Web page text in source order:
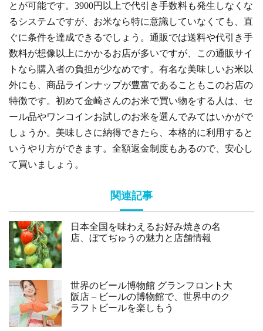
とが可能です。3900円以上で代引き手数料も発生しなくな
るシステムですが、お米なら特に意識していなくても、直
ぐに条件を達成できるでしょう。通販では送料や代引き手
数料が想像以上にかかるお店が多いですが、この通販サイ
トなら購入者の負担が少なめです。有名な美味しいお米以
外にも、商品ラインナップが豊富であることもこのお店の
特徴です。初めて金崎さんのお米で買い物をする人は、セ
ール品やワンコインお試しのお米を選んでみてはいかがで
しょうか。美味しさに納得できたら、本格的に利用すると
いうやり方ができます。全額返金制度もあるので、安心し
て買いましょう。
関連記事
日本全国を味わえるお好み焼きの名
店、ぼてぢゅうの魅力と店舗情報
世界のビール博物館 グランフロント大
阪店 – ビールの博物館で、世界中のク
ラフトビールを楽しもう